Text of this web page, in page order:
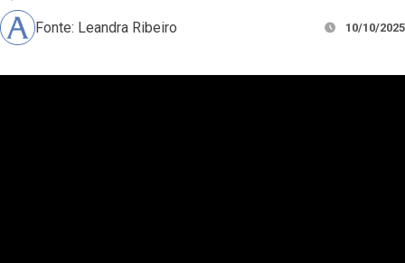
Fonte: Leandra Ribeiro 10/10/2025